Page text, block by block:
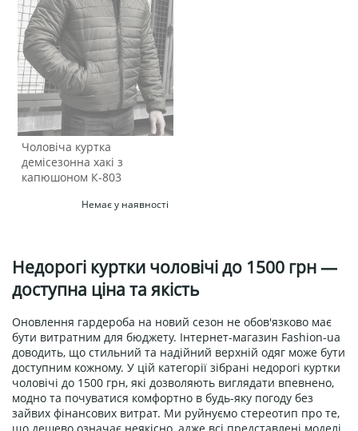
Чоловіча куртка
демісезонна хакі з
капюшоном К-803
Немає у наявності
Недорогі куртки чоловічі до 1500 грн —
доступна ціна та якість
Оновлення гардероба на новий сезон не обов'язково має
бути витратним для бюджету. Інтернет-магазин Fashion-ua
доводить, що стильний та надійний верхній одяг може бути
доступним кожному. У цій категорії зібрані недорогі куртки
чоловічі до 1500 грн, які дозволяють виглядати впевнено,
модно та почуватися комфортно в будь-яку погоду без
зайвих фінансових витрат. Ми руйнуємо стереотип про те,